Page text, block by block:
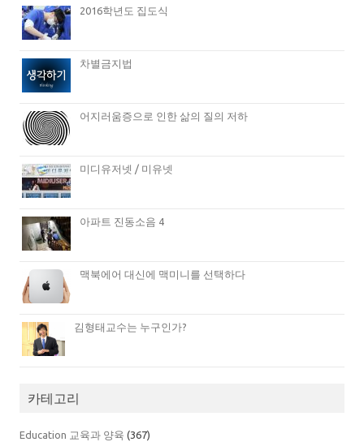
2016학년도 집도식
차별금지법
어지러움증으로 인한 삶의 질의 저하
미디유저넷 / 미유넷
아파트 진동소음 4
맥북에어 대신에 맥미니를 선택하다
김형태교수는 누구인가?
카테고리
Education 교육과 양육 (367)